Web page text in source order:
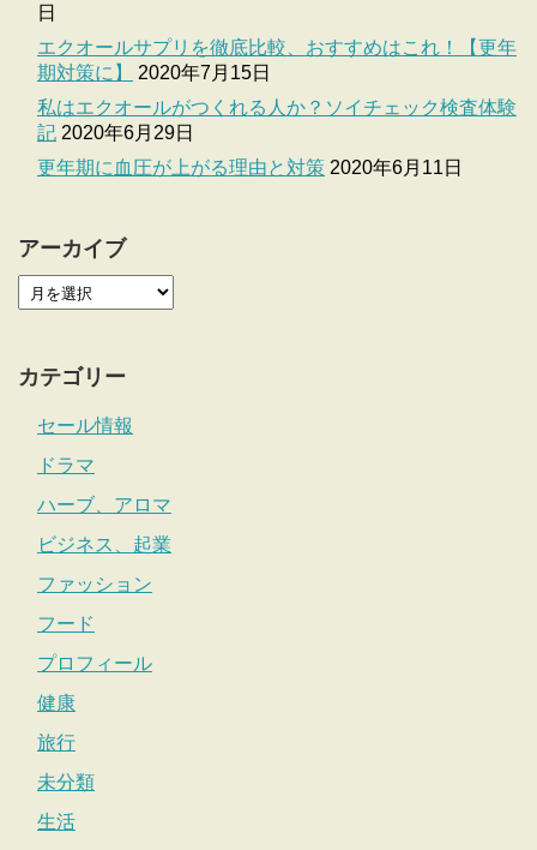
日
エクオールサプリを徹底比較、おすすめはこれ！【更年
期対策に】
2020年7月15日
私はエクオールがつくれる人か？ソイチェック検査体験
記 2020年6月29日
更年期に血圧が上がる理由と対策 2020年6月11日
アーカイブ
カテゴリー
セール情報
ドラマ
ハーブ、アロマ
ビジネス、起業
ファッション
フード
プロフィール
健康
旅行
未分類
生活